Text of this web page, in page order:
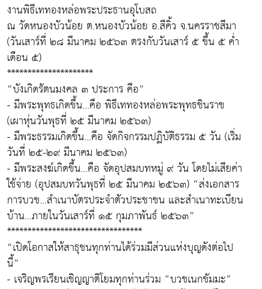
งานพิธีเททองหล่อพระประธานอุโบสถ
ณ วัดหนองบัวน้อย ต.หนองบัวน้อย อ.สีคิ้ว จ.นครราชสีมา
(วันเสาร์ที่ ๒๘ มีนาคม ๒๕๖๓ ตรงกับวันเสาร์ ๕ ขึ้น ๕ ค่ำ
เดือน ๕)
*********************
“บังเกิดรัตนมงคล ๓ ประการ คือ”
- มีพระพุทธเกิดขึ้น...คือ พิธีเททองหล่อพระพุทธชินราช
(เผาหุ่นวันพุธที่ ๒๕ มีนาคม ๒๕๖๓)
- มีพระธรรมเกิดขึ้น...คือ จัดกิจกรรมปฏิบัติธรรม ๕ วัน (เริ่ม
วันที่ ๒๕-๒๙ มีนาคม ๒๕๖๓)
- มีพระสงฆ์เกิดขึ้น...คือ จัดอุปสมบทหมู่ ๙ วัน โดยไม่เสียค่า
ใช้จ่าย (อุปสมบทวันพุธที่ ๒๕ มีนาคม ๒๕๖๓) “ส่งเอกสาร
การบวช...สำเนาบัตรประจำตัวประชาชน และสำเนาทะเบียน
บ้าน...ภายในวันเสาร์ที่ ๑๕ กุมภาพันธ์ ๒๕๖๓”
*********************************
“เปิดโอกาสให้สาธุชนทุกท่านได้ร่วมมีส่วนแห่งบุญดังต่อไป
นี้”
- เจริญพรเรียนเชิญญาติโยมทุกท่านร่วม “บวชเนกขัมมะ”